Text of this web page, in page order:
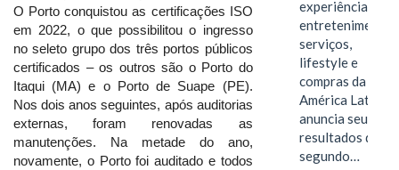
O Porto conquistou as certificações ISO
em 2022, o que possibilitou o ingresso
no seleto grupo dos três portos públicos
certificados – os outros são o Porto do
Itaqui (MA) e o Porto de Suape (PE).
Nos dois anos seguintes, após auditorias
externas, foram renovadas as
manutenções. Na metade do ano,
novamente, o Porto foi auditado e todos
experiências,
entretenimento,
serviços,
lifestyle e
compras da
América Latina
anuncia seus
resultados do
segundo…